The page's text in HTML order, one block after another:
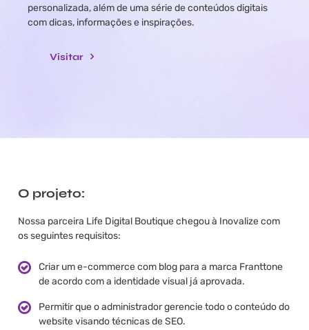
personalizada, além de uma série de conteúdos digitais
com dicas, informações e inspirações.
Visitar
O projeto:
Nossa parceira Life Digital Boutique chegou à Inovalize com
os seguintes requisitos:
Criar um e-commerce com blog para a marca Franttone
de acordo com a identidade visual já aprovada.
Permitir que o administrador gerencie todo o conteúdo do
website visando técnicas de SEO.